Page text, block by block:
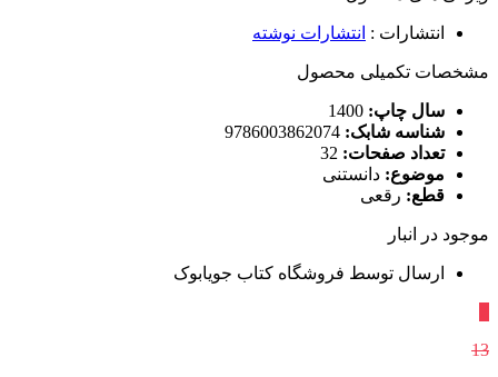
انتشارات : انتشارات نوشته
مشخصات تکمیلی محصول
سال چاپ:
شناسه شابک:
تعداد صفحات:
موضوع: دانستنی
قطع: رقعی
موجود در انبار
ارسال توسط فروشگاه کتاب جویابوک
13